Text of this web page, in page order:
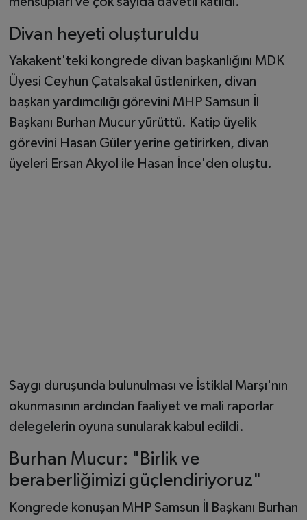
Divan heyeti oluşturuldu
Yakakent'teki kongrede divan başkanlığını MDK
Üyesi Ceyhun Çatalsakal üstlenirken, divan
başkan yardımcılığı görevini MHP Samsun İl
Başkanı Burhan Mucur yürüttü. Katip üyelik
görevini Hasan Güler yerine getirirken, divan
üyeleri Ersan Akyol ile Hasan İnce'den oluştu.
Saygı duruşunda bulunulması ve İstiklal Marşı'nın
okunmasının ardından faaliyet ve mali raporlar
delegelerin oyuna sunularak kabul edildi.
Burhan Mucur: "Birlik ve
beraberliğimizi güçlendiriyoruz"
Kongrede konuşan MHP Samsun İl Başkanı Burhan